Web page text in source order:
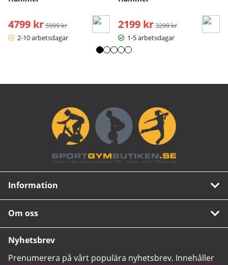
motiverande klasser. Träna tillsammans med våra
surfplatta eller laptop, ingen ytterligare prenumeration krävs.
4799 kr Ordinarie pris:
5999 kr
2-10 arbetsdagar
2199 kr Ordinarie pris:
3299 kr
1-5 arbetsdagar
Information
Om oss
Nyhetsbrev
Prenumerera på vårt populära nyhetsbrev. Innehåller